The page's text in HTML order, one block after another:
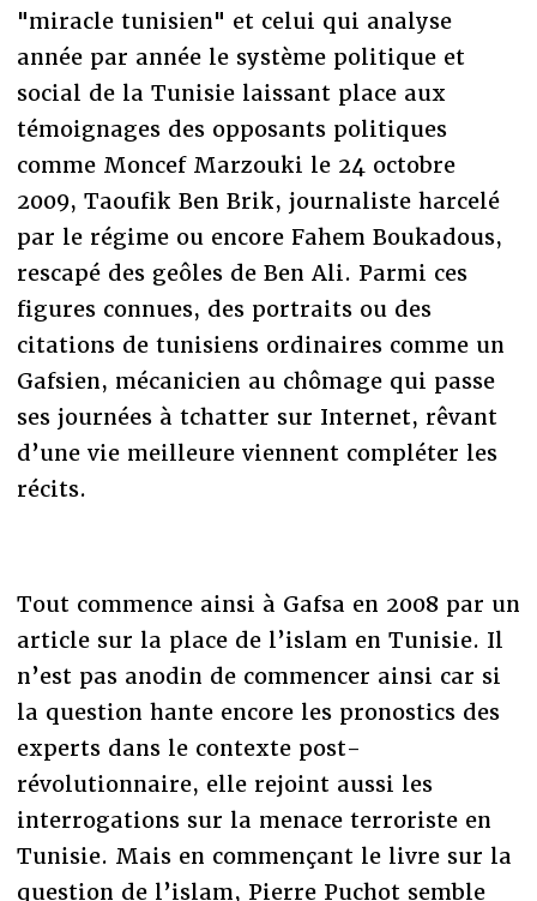
"miracle tunisien" et celui qui analyse
année par année le système politique et
social de la Tunisie laissant place aux
témoignages des opposants politiques
comme Moncef Marzouki le 24 octobre
2009, Taoufik Ben Brik, journaliste harcelé
par le régime ou encore Fahem Boukadous,
rescapé des geôles de Ben Ali. Parmi ces
figures connues, des portraits ou des
citations de tunisiens ordinaires comme un
Gafsien, mécanicien au chômage qui passe
ses journées à tchatter sur Internet, rêvant
d’une vie meilleure viennent compléter les
récits.
Tout commence ainsi à Gafsa en 2008 par un
article sur la place de l’islam en Tunisie. Il
n’est pas anodin de commencer ainsi car si
la question hante encore les pronostics des
experts dans le contexte post-
révolutionnaire, elle rejoint aussi les
interrogations sur la menace terroriste en
Tunisie. Mais en commençant le livre sur la
question de l’islam, Pierre Puchot semble